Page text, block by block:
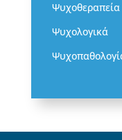
Ψυχοθεραπεία
Ψυχολογικά